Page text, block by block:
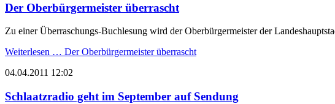
Der Oberbürgermeister überrascht
Zu einer Überraschungs-Buchlesung wird der Oberbürgermeister der
Weiterlesen … Der Oberbürgermeister überrascht
04.04.2011 12:02
Schlaatzradio geht im September auf Sendung